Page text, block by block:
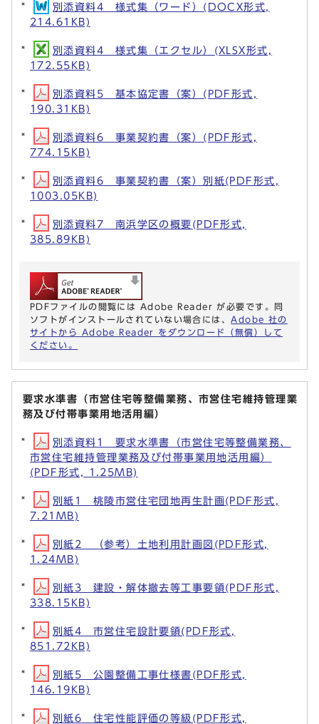
別添資料4 様式集（ワード）(DOCX形式,
214.61KB)
別添資料4 様式集（エクセル）(XLSX形式,
172.55KB)
別添資料5 基本協定書（案）(PDF形式,
190.31KB)
別添資料6 事業契約書（案）(PDF形式,
774.15KB)
別添資料6 事業契約書（案）別紙(PDF形式,
1003.05KB)
別添資料7 南浜学区の概要(PDF形式,
385.89KB)
PDFファイルの閲覧には Adobe Reader が必要です。同
ソフトがインストールされていない場合には、 Adobe 社の
サイトから Adobe Reader をダウンロード（無償）して
ください。
要求水準書（市営住宅等整備業務、市営住宅維持管理業
務及び付帯事業用地活用編）
別添資料1 要求水準書（市営住宅等整備業務、
市営住宅維持管理業務及び付帯事業用地活用編）
(PDF形式, 1.25MB)
別紙1 桃陵市営住宅団地再生計画(PDF形式,
7.21MB)
別紙2 （参考）土地利用計画図(PDF形式,
1.24MB)
別紙3 建設・解体撤去等工事要領(PDF形式,
338.15KB)
別紙4 市営住宅設計要領(PDF形式,
851.72KB)
別紙5 公園整備工事仕様書(PDF形式,
146.19KB)
別紙6 住宅性能評価の等級(PDF形式,